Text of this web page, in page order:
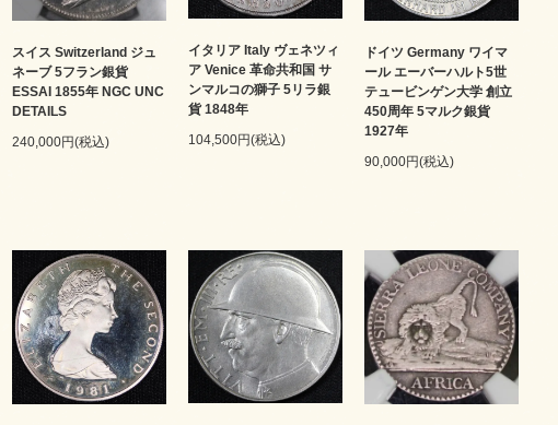
スイス Switzerland ジュ
ネーブ 5フラン銀貨
ESSAI 1855年 NGC UNC
DETAILS
240,000円(税込)
イタリア Italy ヴェネツィ
ア Venice 革命共和国 サ
ンマルコの獅子 5リラ銀
貨 1848年
104,500円(税込)
ドイツ Germany ワイマ
ール エーバーハルト5世
テュービンゲン大学 創立
450周年 5マルク銀貨
1927年
90,000円(税込)